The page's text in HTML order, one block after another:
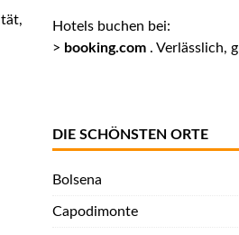
Hotels buchen bei:
> booking.com. Verlässlich,
DIE SCHÖNSTEN ORTE
Bolsena
Capodimonte